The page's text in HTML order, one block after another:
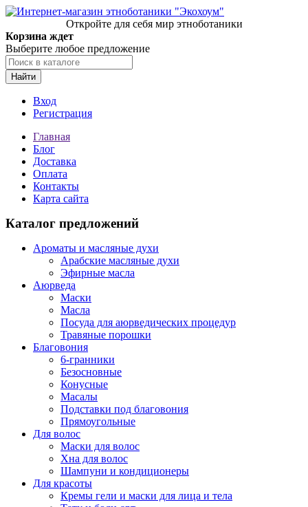
Откройте для себя мир этноботаники
Корзина ждет
Выберите любое предложение
Найти
Вход
Регистрация
Главная
Блог
Доставка
Оплата
Контакты
Карта сайта
Каталог предложений
Ароматы и масляные духи
Арабские масляные духи
Эфирные масла
Аюрведа
Маски
Масла
Посуда для аюрведических процедур
Травяные порошки
Благовония
6-гранники
Безосновные
Конусные
Масалы
Подставки под благовония
Прямоугольные
Для волос
Маски для волос
Хна для волос
Шампуни и кондиционеры
Для красоты
Кремы гели и маски для лица и тела